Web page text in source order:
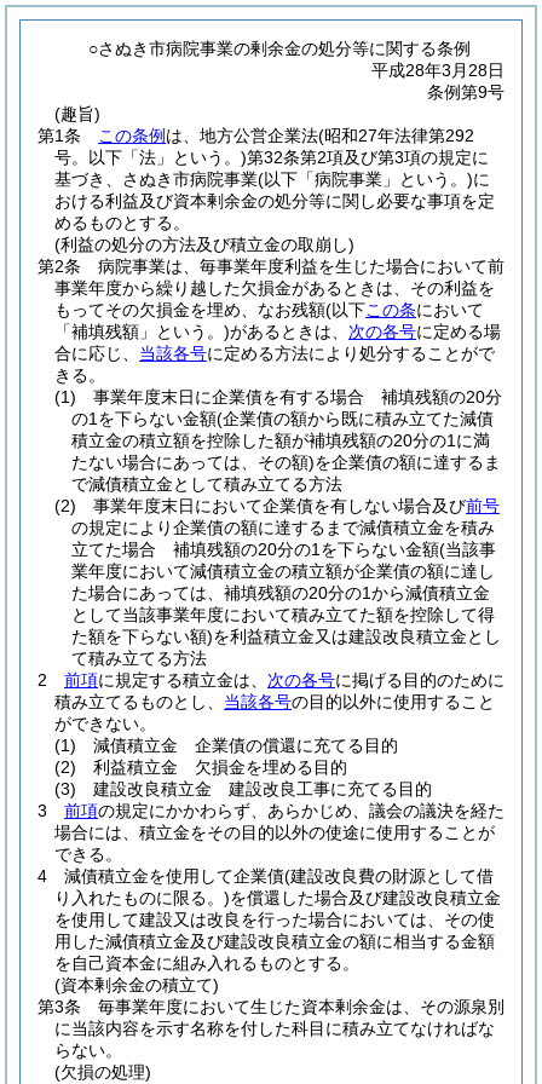
○さぬき市病院事業の剰余金の処分等に関する条例
平成28年3月28日
条例第9号
(趣旨)
第1条
この条例 は、地方公営企業法(昭和27年法律第292
号。以下「法」という。)第32条第2項及び第3項の規定に
基づき、さぬき市病院事業(以下「病院事業」という。)に
おける利益及び資本剰余金の処分等に関し必要な事項を定
めるものとする。
(利益の処分の方法及び積立金の取崩し)
第2条
病院事業は、毎事業年度利益を生じた場合において前
事業年度から繰り越した欠損金があるときは、その利益を
もってその欠損金を埋め、なお残額(以下この条において
「補填残額」という。)があるときは、 次の各号に定める場
合に応じ、 当該各号に定める方法により処分することがで
きる。
(1)
事業年度末日に企業債を有する場合 補填残額の20分
の1を下らない金額(企業債の額から既に積み立てた減債
積立金の積立額を控除した額が補填残額の20分の1に満
たない場合にあっては、その額)を企業債の額に達するま
で減債積立金として積み立てる方法
(2)
事業年度末日において企業債を有しない場合及び前号
の規定により企業債の額に達するまで減債積立金を積み
立てた場合 補填残額の20分の1を下らない金額(当該事
業年度において減債積立金の積立額が企業債の額に達し
た場合にあっては、補填残額の20分の1から減債積立金
として当該事業年度において積み立てた額を控除して得
た額を下らない額)を利益積立金又は建設改良積立金とし
て積み立てる方法
2
前項に規定する積立金は、 次の各号に掲げる目的のために
積み立てるものとし、 当該各号の目的以外に使用すること
ができない。
(1)
減債積立金 企業債の償還に充てる目的
(2)
利益積立金 欠損金を埋める目的
(3)
建設改良積立金 建設改良工事に充てる目的
3
前項の規定にかかわらず、あらかじめ、議会の議決を経た
場合には、積立金をその目的以外の使途に使用することが
できる。
4
減債積立金を使用して企業債(建設改良費の財源として借
り入れたものに限る。)を償還した場合及び建設改良積立金
を使用して建設又は改良を行った場合においては、その使
用した減債積立金及び建設改良積立金の額に相当する金額
を自己資本金に組み入れるものとする。
(資本剰余金の積立て)
第3条
毎事業年度において生じた資本剰余金は、その源泉別
に当該内容を示す名称を付した科目に積み立てなければな
らない。
(欠損の処理)